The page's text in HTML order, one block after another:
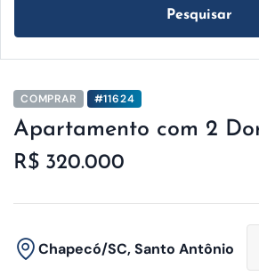
Pesquisar
COMPRAR #11624
Apartamento com 2
R$ 320.000
Chapecó/SC, Santo Antônio